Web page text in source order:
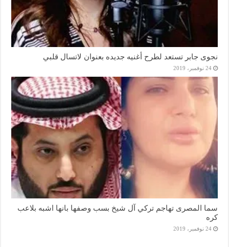
نجوى جابر تستعد لطرح أغنيه جديده بعنوان لاتسال قلبي
24 نوفمبر، 2019
سما المصرى تهاجم تركي آل شيخ بسب وصفها بانها اشبه بلاعب
كره
24 نوفمبر، 2019